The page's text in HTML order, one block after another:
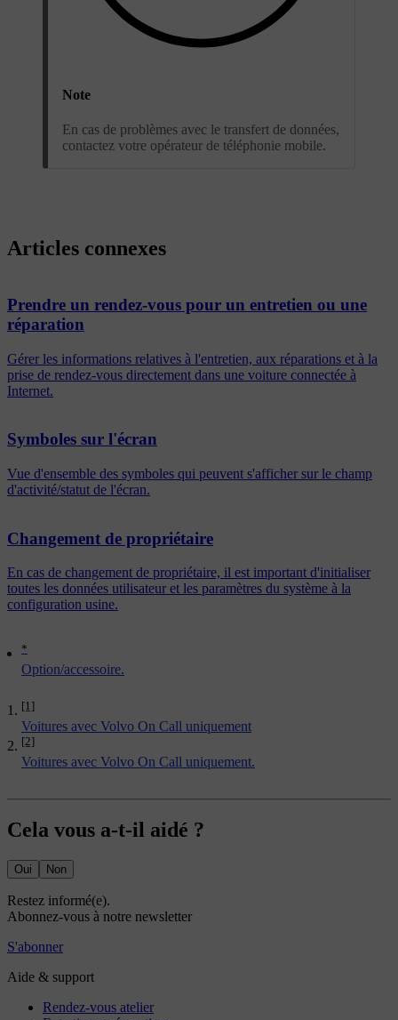
Note
En cas de problèmes avec le transfert de données,
contactez votre opérateur de téléphonie mobile.
*
Option/accessoire.
[1]
Voitures avec Volvo On Call uniquement
[2]
Voitures avec Volvo On Call uniquement.
Articles connexes
Prendre un rendez-vous pour un entretien ou une
réparation
Gérer les informations relatives à l'entretien, aux réparations et à la
prise de rendez-vous directement dans une voiture connectée à
Internet.
Symboles sur l'écran
Vue d'ensemble des symboles qui peuvent s'afficher sur le champ
d'activité/statut de l'écran.
Changement de propriétaire
En cas de changement de propriétaire, il est important d'initialiser
toutes les données utilisateur et les paramètres du système à la
configuration usine.
Cela vous a-t-il aidé ?
Oui Non